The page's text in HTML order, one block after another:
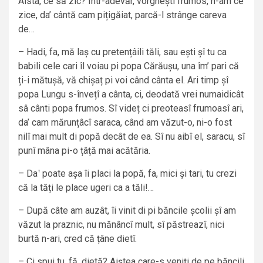
zice, da’ cântă cam pițigăiat, parcă-l strânge careva
de…
– Hadi, fa, mă laș cu pretențâili tăli, sau ești șî tu ca
babili cele cari îl voiau pi popa Cărăușu, una îm’ pari că
ți-i mătușă, vă chișaț pi voi când cânta el. Ari timp șî
popa Lungu s-învețî a cânta, ci, deodată vrei numaidicât
sâ cânti popa frumos. Sî videț ci preoteasî frumoasî ari,
da’ cam mărunțâcî saraca, când am văzut-o, ni-o fost
nilî mai mult di popă decât de ea. Sî nu aibî el, saracu, sî
punî mâna pi-o țâță mai acătăria.
– Daʹ poate așa îi placi la popă, fa, mici și tari, tu crezi
că la tăți le place ugeri ca a tăli!…
– După câte am auzât, îi vinit di pi băncile școlii șî am
văzut la praznic, nu mănâncî mult, sî păstreazî, nici
burtă n-ari, cred că țâne dietî.